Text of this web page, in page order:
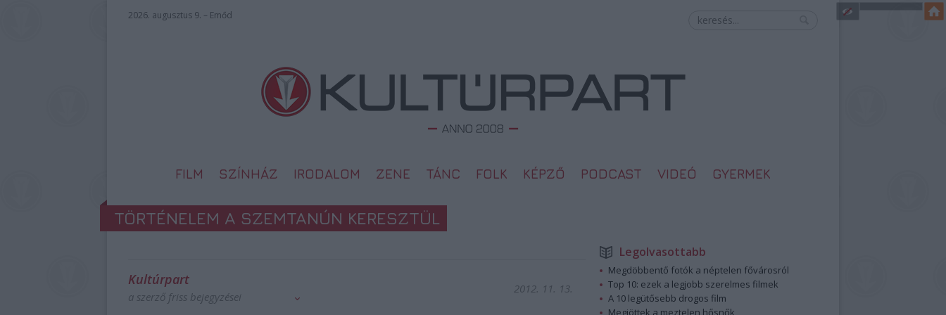
2026. augusztus 9. – Emőd
FILM SZÍNHÁZ IRODALOM ZENE TÁNC FOLK KÉPZŐ PODCAST VIDEÓ GYERMEK
TÖRTÉNELEM A SZEMTANÚN KERESZTÜL
Kultúrpart
a szerző friss bejegyzései
2012. 11. 13.
Legolvasottabb
Megdöbbentő fotók a néptelen fővárosról
Top 10: ezek a legjobb szerelmes filmek
A 10 legütősebb drogos film
Megjöttek a meztelen hősnők